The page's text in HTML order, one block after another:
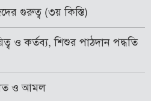
গুরুত্ব (৩য় কিস্তি)
ও কর্তব্য, শিশুর পাঠদান পদ্ধতি
ও আমল